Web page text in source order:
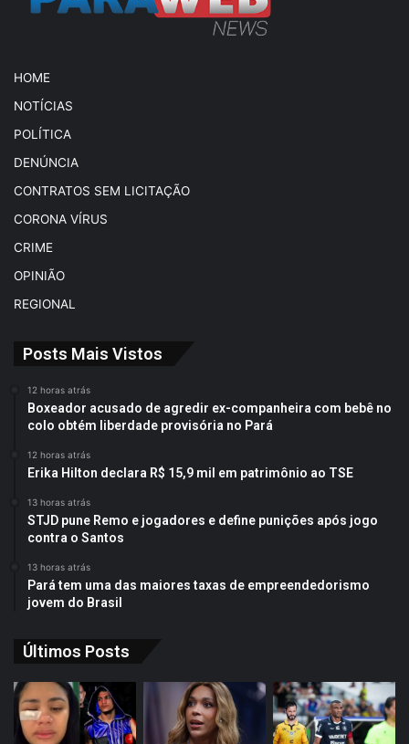
HOME
NOTÍCIAS
POLÍTICA
DENÚNCIA
CONTRATOS SEM LICITAÇÃO
CORONA VÍRUS
CRIME
OPINIÃO
REGIONAL
Posts Mais Vistos
12 horas atrás
Boxeador acusado de agredir ex-companheira com bebê no
colo obtém liberdade provisória no Pará
12 horas atrás
Erika Hilton declara R$ 15,9 mil em patrimônio ao TSE
13 horas atrás
STJD pune Remo e jogadores e define punições após jogo
contra o Santos
13 horas atrás
Pará tem uma das maiores taxas de empreendedorismo
jovem do Brasil
Últimos Posts